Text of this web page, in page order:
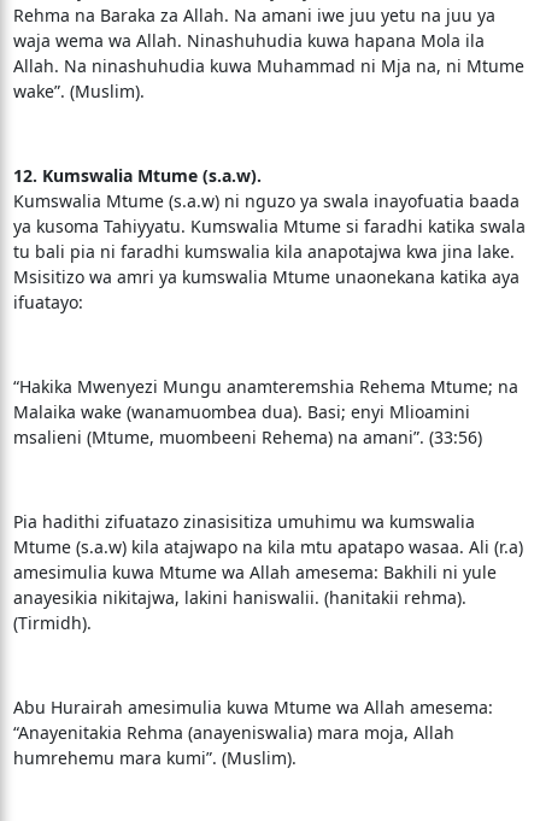
Rehma na Baraka za Allah. Na amani iwe juu yetu na juu ya
waja wema wa Allah. Ninashuhudia kuwa hapana Mola ila
Allah. Na ninashuhudia kuwa Muhammad ni Mja na, ni Mtume
wake”. (Muslim).
12. Kumswalia Mtume (s.a.w).
Kumswalia Mtume (s.a.w) ni nguzo ya swala inayofuatia baada
ya kusoma Tahiyyatu. Kumswalia Mtume si faradhi katika swala
tu bali pia ni faradhi kumswalia kila anapotajwa kwa jina lake.
Msisitizo wa amri ya kumswalia Mtume unaonekana katika aya
ifuatayo:
“Hakika Mwenyezi Mungu anamteremshia Rehema Mtume; na
Malaika wake (wanamuombea dua). Basi; enyi Mlioamini
msalieni (Mtume, muombeeni Rehema) na amani”. (33:56)
Pia hadithi zifuatazo zinasisitiza umuhimu wa kumswalia
Mtume (s.a.w) kila atajwapo na kila mtu apatapo wasaa. Ali (r.a)
amesimulia kuwa Mtume wa Allah amesema: Bakhili ni yule
anayesikia nikitajwa, lakini haniswalii. (hanitakii rehma).
(Tirmidh).
Abu Hurairah amesimulia kuwa Mtume wa Allah amesema:
“Anayenitakia Rehma (anayeniswalia) mara moja, Allah
humrehemu mara kumi”. (Muslim).